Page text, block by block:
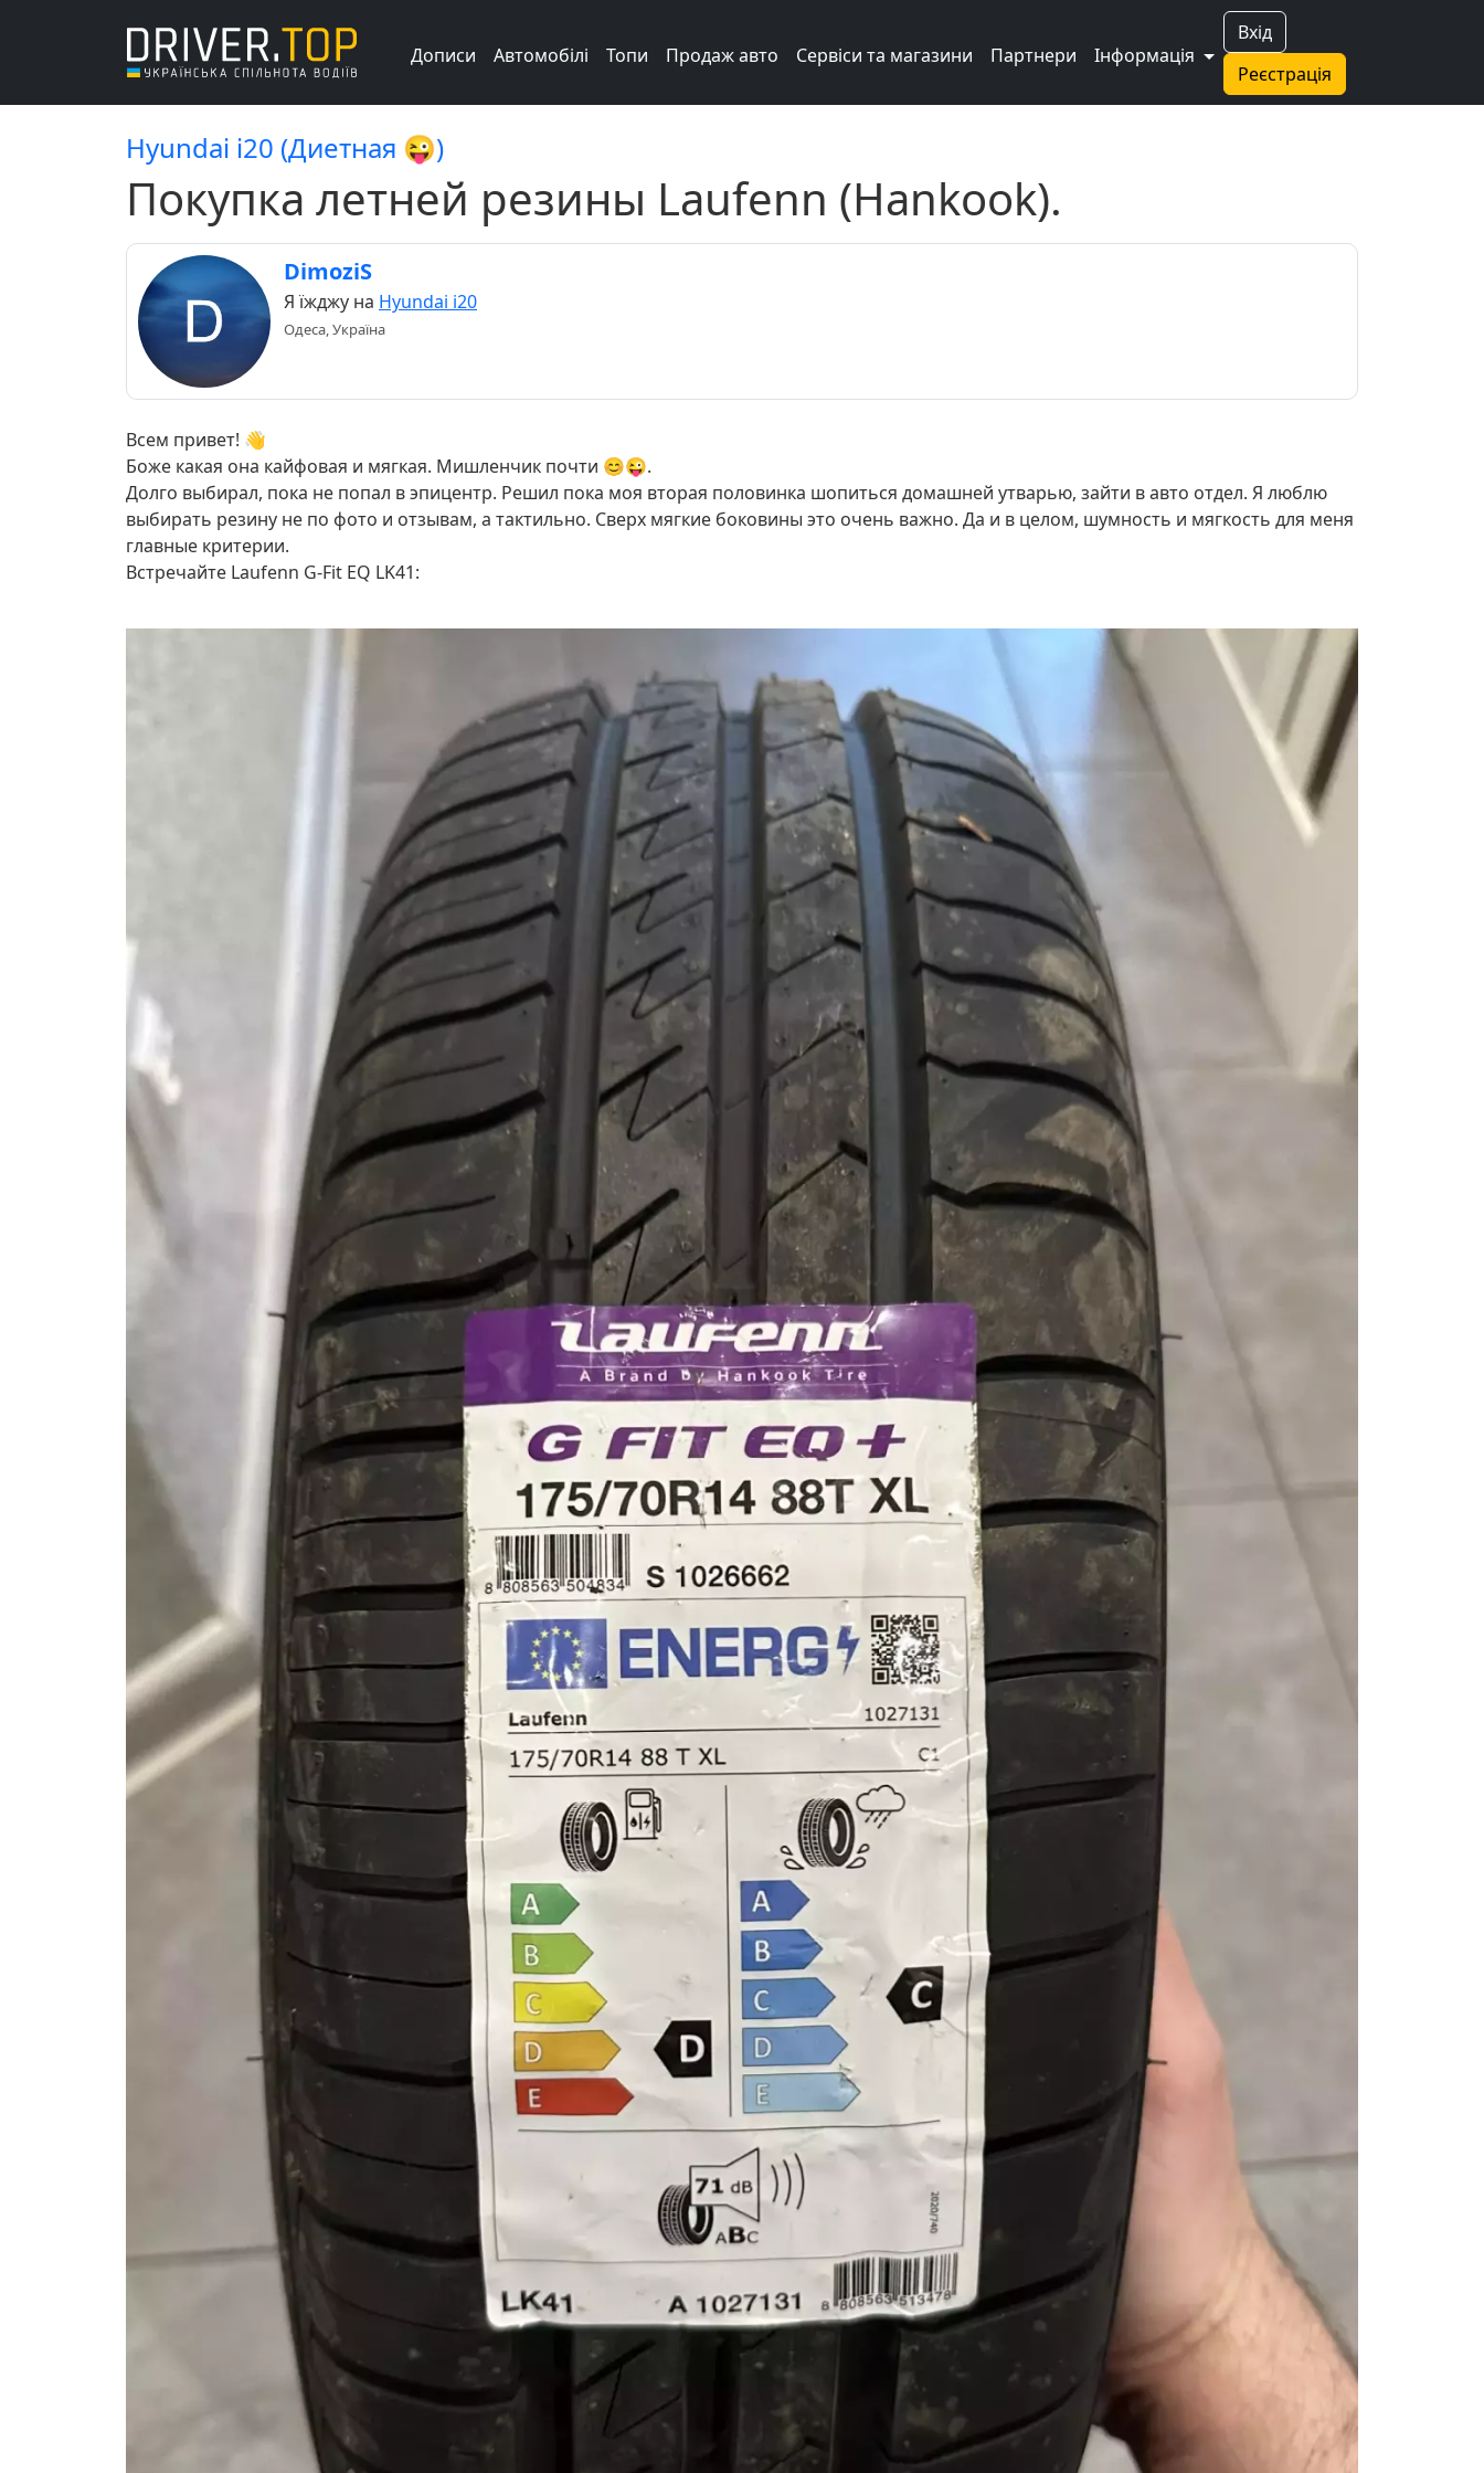
Вхід
Реєстрація
Дописи Автомобілі Топи Продаж авто Сервіси та магазини Партнери Інформація
Hyundai i20 (Диетная 😜)
Покупка летней резины Laufenn (Hankook).
DimoziS
Я їжджу на Hyundai i20
Одеса, Україна
Всем привет! 👋
Боже какая она кайфовая и мягкая. Мишленчик почти 😊😜.
Долго выбирал, пока не попал в эпицентр. Решил пока моя вторая половинка шопиться домашней утварью, зайти в авто отдел. Я люблю
выбирать резину не по фото и отзывам, а тактильно. Сверх мягкие боковины это очень важно. Да и в целом, шумность и мягкость для меня
главные критерии.
Встречайте Laufenn G-Fit EQ LK41: